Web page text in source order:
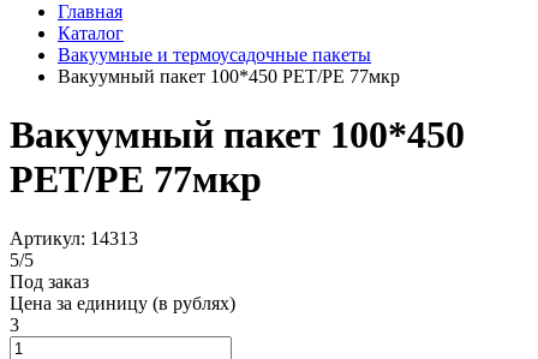
Главная
Каталог
Вакуумные и термоусадочные пакеты
Вакуумный пакет 100*450 PET/PE 77мкр
Вакуумный пакет 100*450
PET/PE 77мкр
Артикул: 14313
5/5
Под заказ
Цена за единицу (в рублях)
3